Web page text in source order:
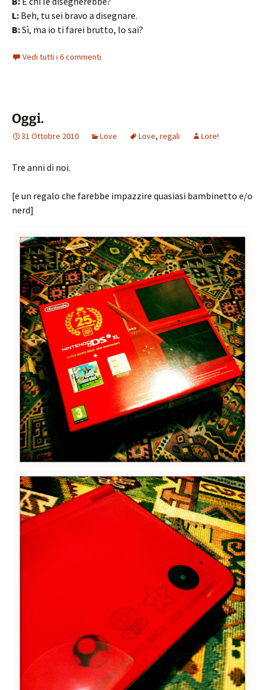
L: Beh, tu sei bravo a disegnare.
B:Sì, ma io ti farei brutto, lo sai?
Vedi tutti i 6 commenti
Oggi.
31 Ottobre 2010 Love Love, regali Lore!
Tre anni di noi.
[e un regalo che farebbe impazzire quasiasi bambinetto e/o
nerd]